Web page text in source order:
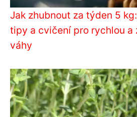
Jak zhubnout za týden 5
tipy a cvičení pro rychlou a
váhy